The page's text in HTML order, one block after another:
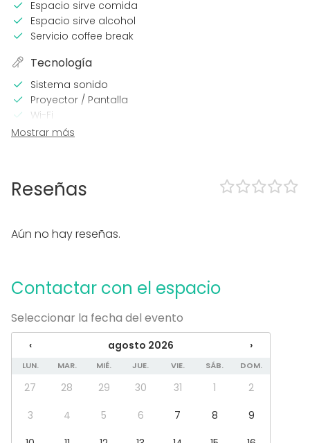
Espacio sirve comida
Espacio sirve alcohol
Servicio coffee break
Tecnología
Sistema sonido
Proyector / Pantalla
Wi-Fi
Sistema sonido profesional
Zona exterior
Eventos nocturnos OK
WC para minusválidos
Equipamiento
Escenario
Piano
Material tomar notas
Mobiliario
Tipo de eventos
Mostrar más
Reseñas
Aún no hay reseñas.
Contactar con el espacio
Seleccionar la fecha del evento
‹ agosto 2026 ›
LUN. MAR. MIÉ. JUE. VIE. SÁB. DOM.
27 28 29 30 31 1
2
3
4 5 6 7 8
9